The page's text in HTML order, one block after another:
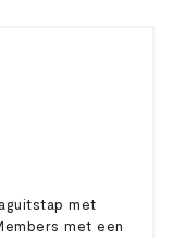
met
met een